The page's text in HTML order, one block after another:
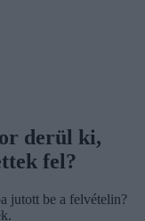
derül ki,
fel?
jutott be a felvételin?